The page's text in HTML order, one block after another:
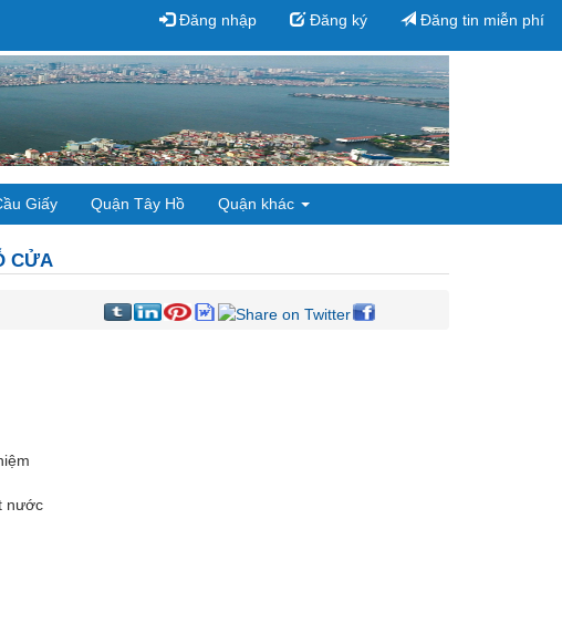
Đăng nhập Đăng ký Đăng tin miễn phí
Giấy Quận Tây Hồ Quận khác
CỬA
nước